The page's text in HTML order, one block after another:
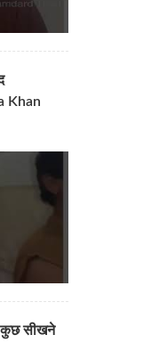
Khan
कुछ सीखने